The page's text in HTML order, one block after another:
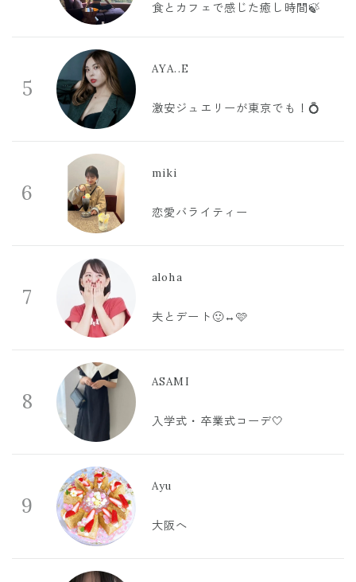
食とカフェで感じた癒し時間🍃
5
AYA..E
激安ジュエリーが東京でも！💍
6
miki
恋愛バライティー
7
aloha
夫とデート🙂‍↔️🩷
8
ASAMI
入学式・卒業式コーデ🤍
9
Ayu
大阪へ